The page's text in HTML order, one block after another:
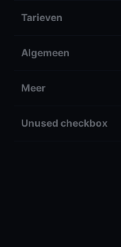
Tarieven
Algemeen
Meer
Unused checkbox